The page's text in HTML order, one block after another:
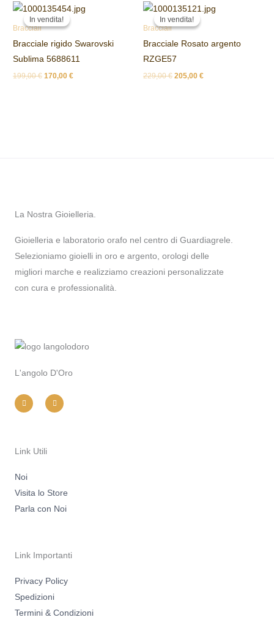
In vendita!
In vendita!
Bracciali
Bracciale rigido Swarovski
Sublima 5688611
199,00€
Il
prezzo
originale
199,00 €.
170,00€
Il
prezzo
170,00 €.
In vendita!
In vendita!
Bracciali
Bracciale Rosato argento
RZGE57
229,00€
Il
prezzo
originale
229,00 €.
205,00 €
Il
prezzo
205,00 €.
La Nostra Gioielleria.
Gioielleria e laboratorio orafo nel centro di Guardiagrele.
Selezioniamo gioielli in oro e argento, orologi delle
migliori marche e realizziamo creazioni personalizzate
con cura e professionalità.
L'angolo D'Oro
n
s
t
m
a
c
e
Link Utili
Noi
Visita lo Store
Parla con Noi
Link Importanti
Privacy Policy
Spedizioni
Termini & Condizioni